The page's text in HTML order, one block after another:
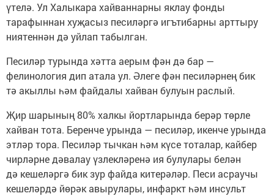
үтелә. Ул Халыкара хайваннарны яклау фонды
тарафыннан хуҗасыз песиләргә игътибарны арттыру
ниятеннән дә уйлап табылган.
Песиләр турында хәтта аерым фән дә бар —
фелинология дип атала ул. Әлеге фән песиләрнең бик
тә акыллы һәм файдалы хайван булуын раслый.
Җир шарының 80% халкы йортларында берәр төрле
хайван тота. Беренче урында — песиләр, икенче урында
этләр тора. Песиләр тычкан һәм күсе тоталар, кайбер
чирләрне дәвалау үзлекләренә ия булулары белән
дә кешеләргә бик зур файда китерәләр. Песи асраучы
кешеләрдә йөрәк авырулары, инфаркт һәм инсульт